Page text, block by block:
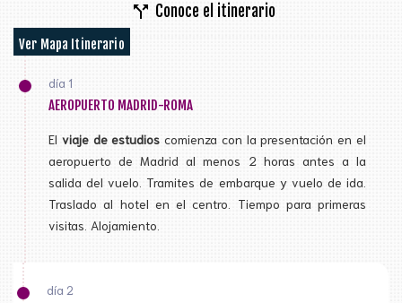
call_split Conoce el itinerario
Ver Mapa Itinerario
día 1
AEROPUERTO MADRID-ROMA
El viaje de estudios comienza con la presentación en el
aeropuerto de Madrid al menos 2 horas antes a la
salida del vuelo. Tramites de embarque y vuelo de ida.
Traslado al hotel en el centro. Tiempo para primeras
visitas. Alojamiento.
día 2